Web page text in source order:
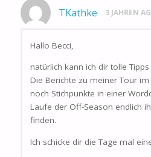
TKathke 3 JAHREN
Hallo Becci,
natürlich kann ich dir tolle
Die Berichte zu meiner Tour
noch Stichpunkte in einer
Laufe der Off-Season endlich
finden.
Ich schicke dir die Tage mal